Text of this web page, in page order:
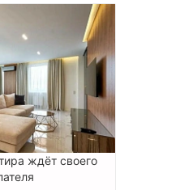
ждёт своего